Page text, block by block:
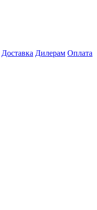
Доставка Дилерам Оплата